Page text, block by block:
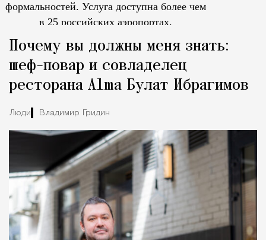
формальностей. Услуга доступна более чем
в 25 российских аэропортах.
Почему вы должны меня знать:
шеф-повар и совладелец
ресторана Alma Булат Ибрагимов
Люди Владимир Гридин